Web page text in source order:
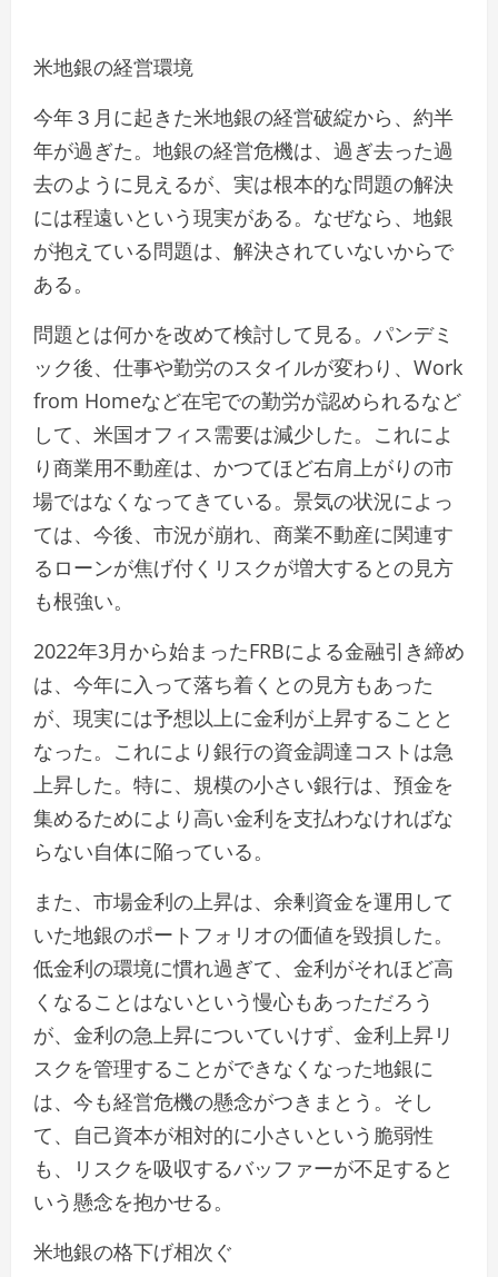
米地銀の経営環境
今年３月に起きた米地銀の経営破綻から、約半
年が過ぎた。地銀の経営危機は、過ぎ去った過
去のように見えるが、実は根本的な問題の解決
には程遠いという現実がある。なぜなら、地銀
が抱えている問題は、解決されていないからで
ある。
問題とは何かを改めて検討して見る。パンデミ
ック後、仕事や勤労のスタイルが変わり、Work
from Homeなど在宅での勤労が認められるなど
して、米国オフィス需要は減少した。これによ
り商業用不動産は、かつてほど右肩上がりの市
場ではなくなってきている。景気の状況によっ
ては、今後、市況が崩れ、商業不動産に関連す
るローンが焦げ付くリスクが増大するとの見方
も根強い。
2022年3月から始まったFRBによる金融引き締め
は、今年に入って落ち着くとの見方もあった
が、現実には予想以上に金利が上昇することと
なった。これにより銀行の資金調達コストは急
上昇した。特に、規模の小さい銀行は、預金を
集めるためにより高い金利を支払わなければな
らない自体に陥っている。
また、市場金利の上昇は、余剰資金を運用して
いた地銀のポートフォリオの価値を毀損した。
低金利の環境に慣れ過ぎて、金利がそれほど高
くなることはないという慢心もあっただろう
が、金利の急上昇についていけず、金利上昇リ
スクを管理することができなくなった地銀に
は、今も経営危機の懸念がつきまとう。そし
て、自己資本が相対的に小さいという脆弱性
も、リスクを吸収するバッファーが不足すると
いう懸念を抱かせる。
米地銀の格下げ相次ぐ